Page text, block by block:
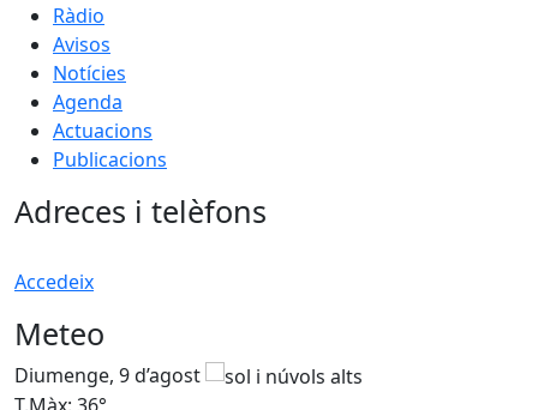
Ràdio
Avisos
Notícies
Agenda
Actuacions
Publicacions
Adreces i telèfons
Accedeix
Meteo
Diumenge, 9 d’agost